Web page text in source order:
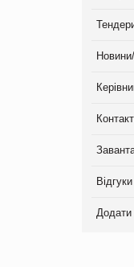
Відгуки
Додати